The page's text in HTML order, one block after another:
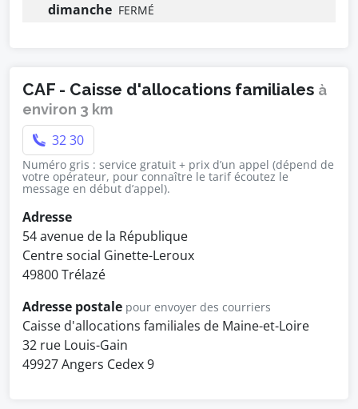
dimanche FERMÉ
CAF - Caisse d'allocations familiales à
environ 3 km
32 30
Numéro gris : service gratuit + prix d’un appel (dépend de
votre opérateur, pour connaître le tarif écoutez le
message en début d’appel).
Adresse
54 avenue de la République
Centre social Ginette-Leroux
49800 Trélazé
Adresse postale pour envoyer des courriers
Caisse d'allocations familiales de Maine-et-Loire
32 rue Louis-Gain
49927 Angers Cedex 9